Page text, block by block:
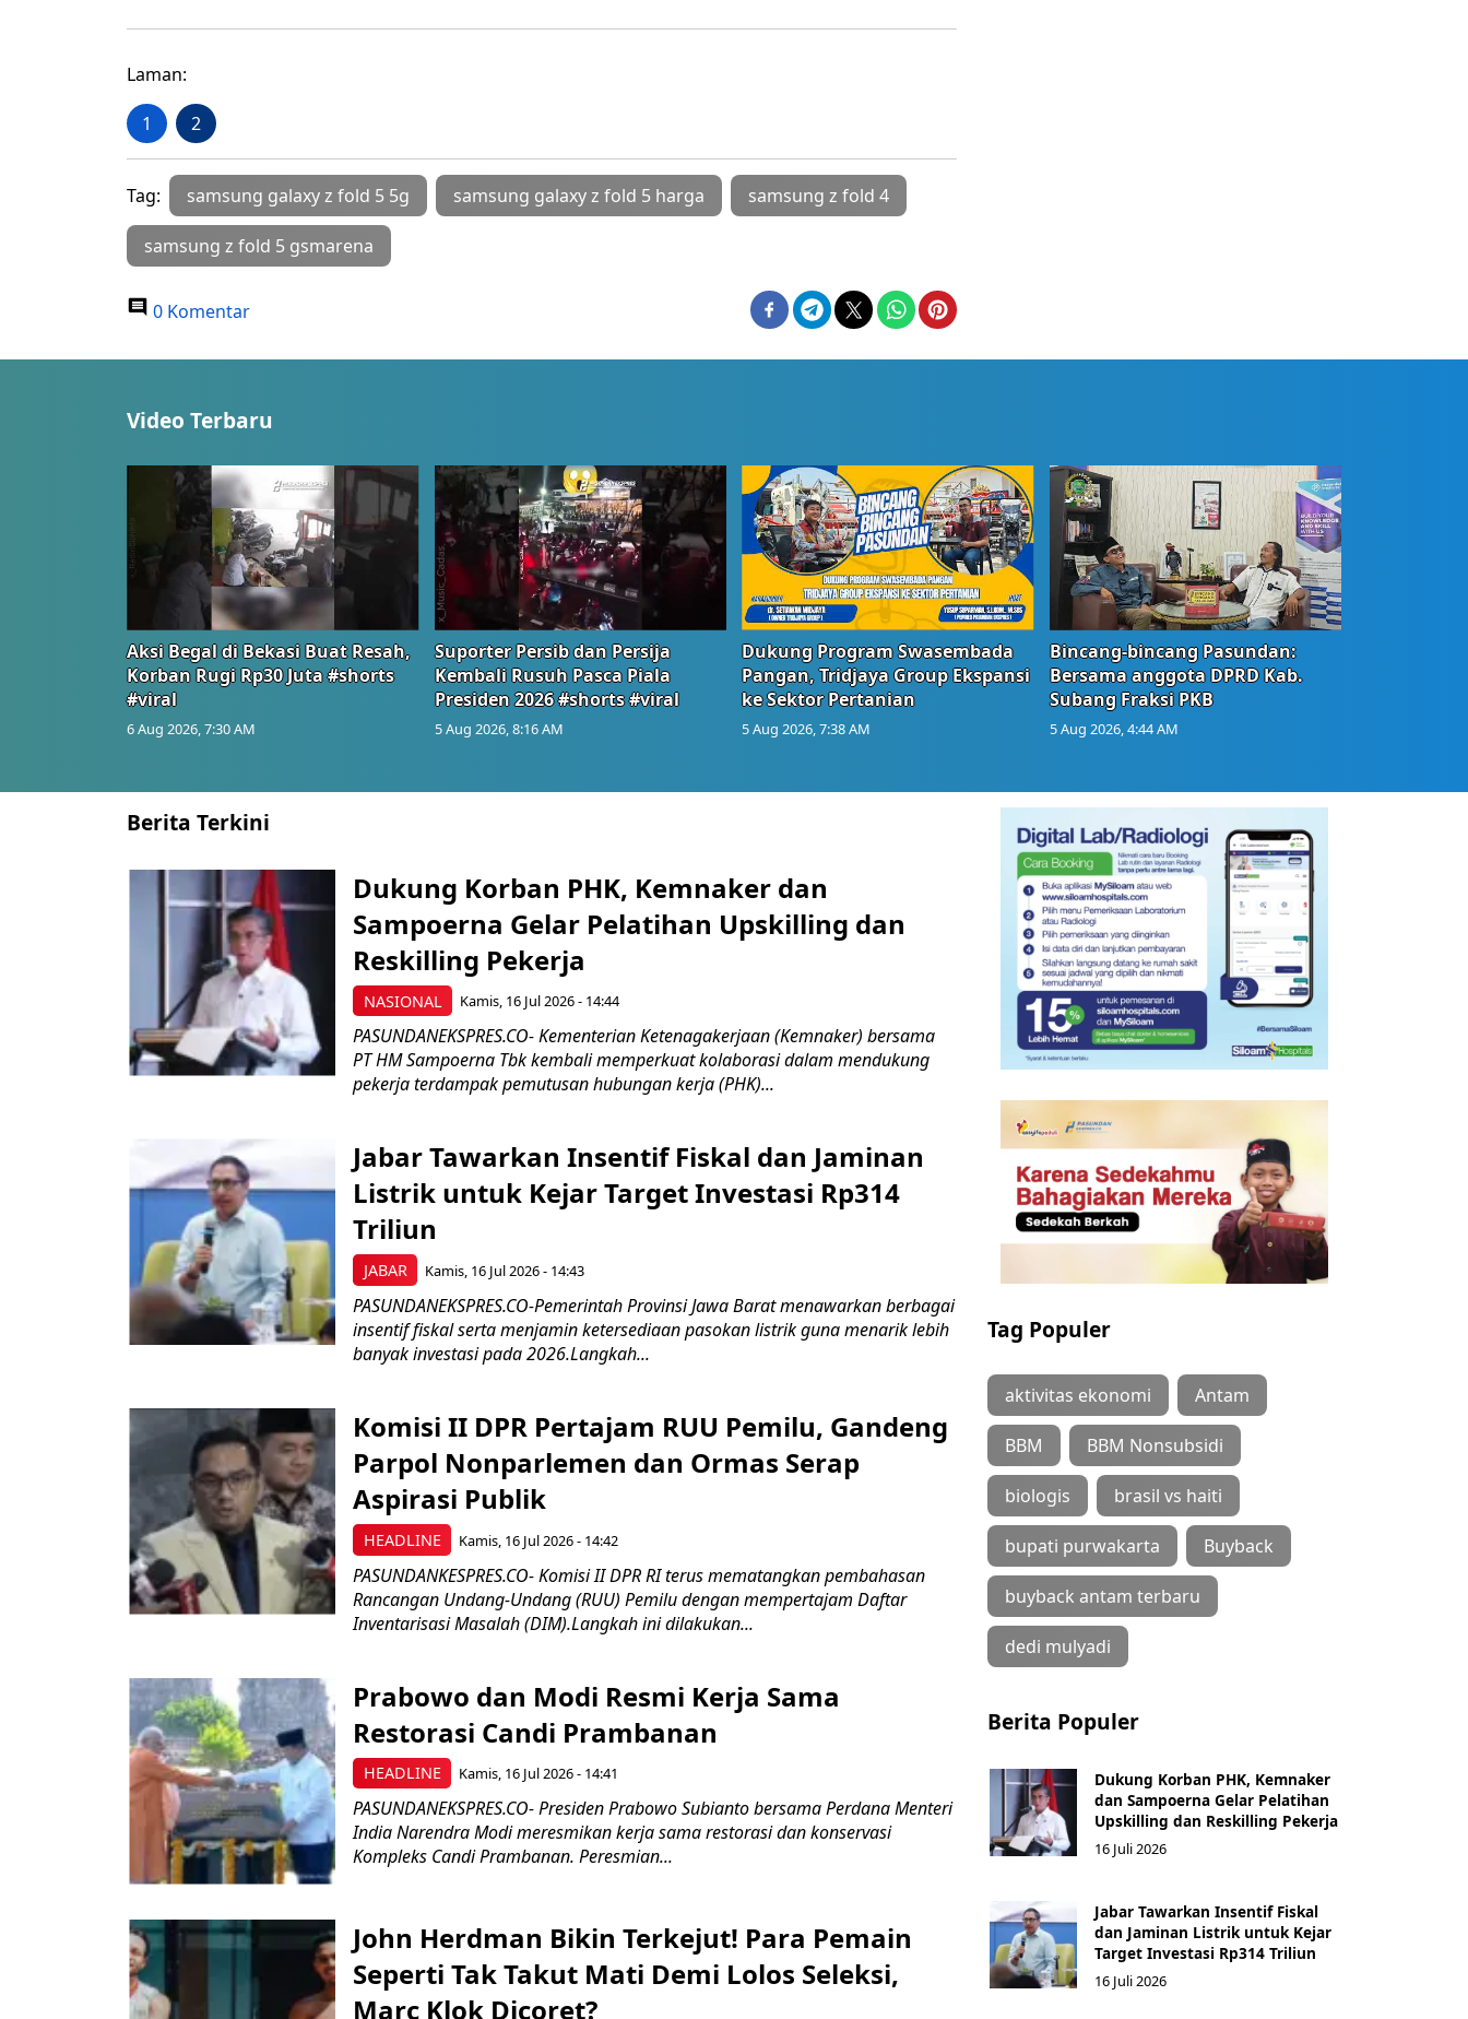
Laman:
1 2
Tag: samsung galaxy z fold 5 5g samsung galaxy z fold 5 harga samsung z fold 4
samsung z fold 5 gsmarena
0 Komentar
Video Terbaru
Aksi Begal di Bekasi Buat Resah,
Korban Rugi Rp30 Juta #shorts
#viral
6 Aug 2026, 7:30 AM
Suporter Persib dan Persija
Kembali Rusuh Pasca Piala
Presiden 2026 #shorts #viral
5 Aug 2026, 8:16 AM
Dukung Program Swasembada
Pangan, Tridjaya Group Ekspansi
ke Sektor Pertanian
5 Aug 2026, 7:38 AM
Bincang-bincang Pasundan:
Bersama anggota DPRD Kab.
Subang Fraksi PKB
5 Aug 2026, 4:44 AM
Berita Terkini
NASIONAL
Dukung Korban PHK, Kemnaker dan
Sampoerna Gelar Pelatihan Upskilling dan
Reskilling Pekerja
Kamis, 16 Jul 2026 - 14:44
PASUNDANEKSPRES.CO- Kementerian Ketenagakerjaan (Kemnaker) bersama
PT HM Sampoerna Tbk kembali memperkuat kolaborasi dalam mendukung
pekerja terdampak pemutusan hubungan kerja (PHK)...
JABAR
Jabar Tawarkan Insentif Fiskal dan Jaminan
Listrik untuk Kejar Target Investasi Rp314
Triliun
Kamis, 16 Jul 2026 - 14:43
PASUNDANEKSPRES.CO-Pemerintah Provinsi Jawa Barat menawarkan berbagai
insentif fiskal serta menjamin ketersediaan pasokan listrik guna menarik lebih
banyak investasi pada 2026.Langkah...
HEADLINE
Komisi II DPR Pertajam RUU Pemilu, Gandeng
Parpol Nonparlemen dan Ormas Serap
Aspirasi Publik
Kamis, 16 Jul 2026 - 14:42
PASUNDANKESPRES.CO- Komisi II DPR RI terus mematangkan pembahasan
Rancangan Undang-Undang (RUU) Pemilu dengan mempertajam Daftar
Inventarisasi Masalah (DIM).Langkah ini dilakukan...
HEADLINE
Prabowo dan Modi Resmi Kerja Sama
Restorasi Candi Prambanan
Kamis, 16 Jul 2026 - 14:41
PASUNDANEKSPRES.CO- Presiden Prabowo Subianto bersama Perdana Menteri
India Narendra Modi meresmikan kerja sama restorasi dan konservasi
Kompleks Candi Prambanan. Peresmian...
John Herdman Bikin Terkejut! Para Pemain
Seperti Tak Takut Mati Demi Lolos Seleksi,
Marc Klok Dicoret?
Tag Populer
aktivitas ekonomi Antam
BBM BBM Nonsubsidi
biologis brasil vs haiti
bupati purwakarta Buyback
buyback antam terbaru
dedi mulyadi
Berita Populer
Dukung Korban PHK, Kemnaker
dan Sampoerna Gelar Pelatihan
Upskilling dan Reskilling Pekerja
16 Juli 2026
Jabar Tawarkan Insentif Fiskal
dan Jaminan Listrik untuk Kejar
Target Investasi Rp314 Triliun
16 Juli 2026